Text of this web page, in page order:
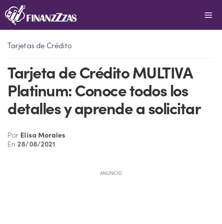
Saltar
al
Tarjetas de Crédito
Tarjeta de Crédito MULTIVA
Platinum: Conoce todos los
detalles y aprende a solicitar
Por Elisa Morales
En28/08/2021
ANUNCIO